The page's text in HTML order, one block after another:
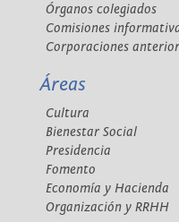
Órganos colegiados
Comisiones
Corporaciones
Áreas
Cultura
Bienestar Social
Presidencia
Fomento
Economía y Hacienda
Organización y RRHH